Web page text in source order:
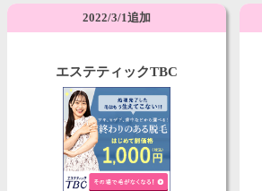
2022/3/1追加
エステティックTBC